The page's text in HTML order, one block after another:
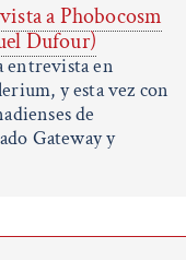
a Phobocosm
Dufour)
entrevista en
y esta vez con
de
Gateway y